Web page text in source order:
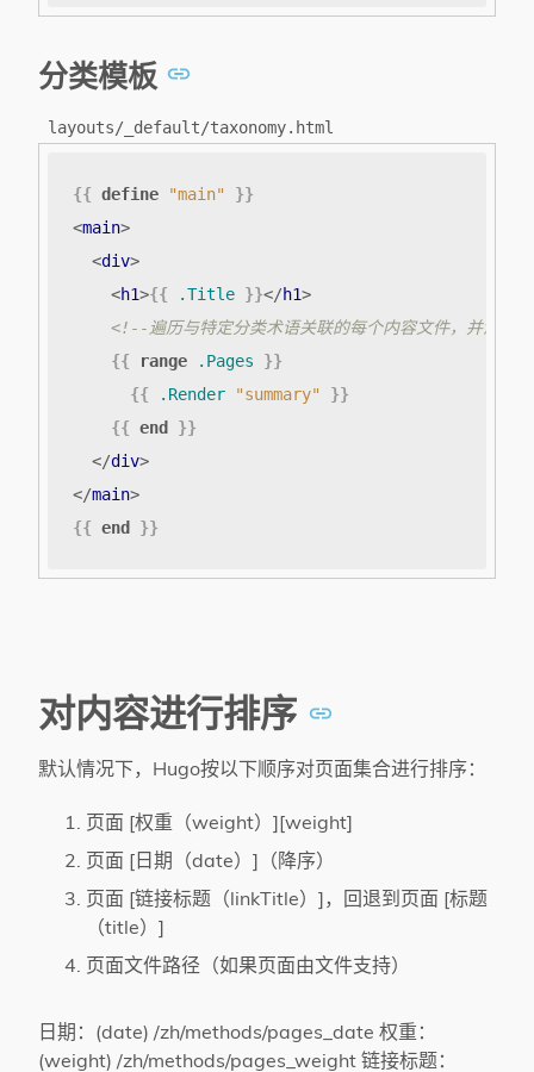
分类模板
layouts/_default/taxonomy.html
{{ define "main"
}}
<main>
<div>
<h1>{{ .Title }}</h1>
<!--遍历与特定分类术语关联的每个内容文件，并渲染
{{
range .Pages
}}
{{
.Render "summary"
}}
{{ end
}}
</div>
</main>
{{ end }}
对内容进行排序
默认情况下，Hugo按以下顺序对页面集合进行排序：
页面 [权重（weight）][weight]
页面 [日期（date）]（降序）
页面 [链接标题（linkTitle）]，回退到页面 [标题
（title）]
页面文件路径（如果页面由文件支持）
日期：(date) /zh/methods/pages_date 权重：
(weight) /zh/methods/pages_weight 链接标题：